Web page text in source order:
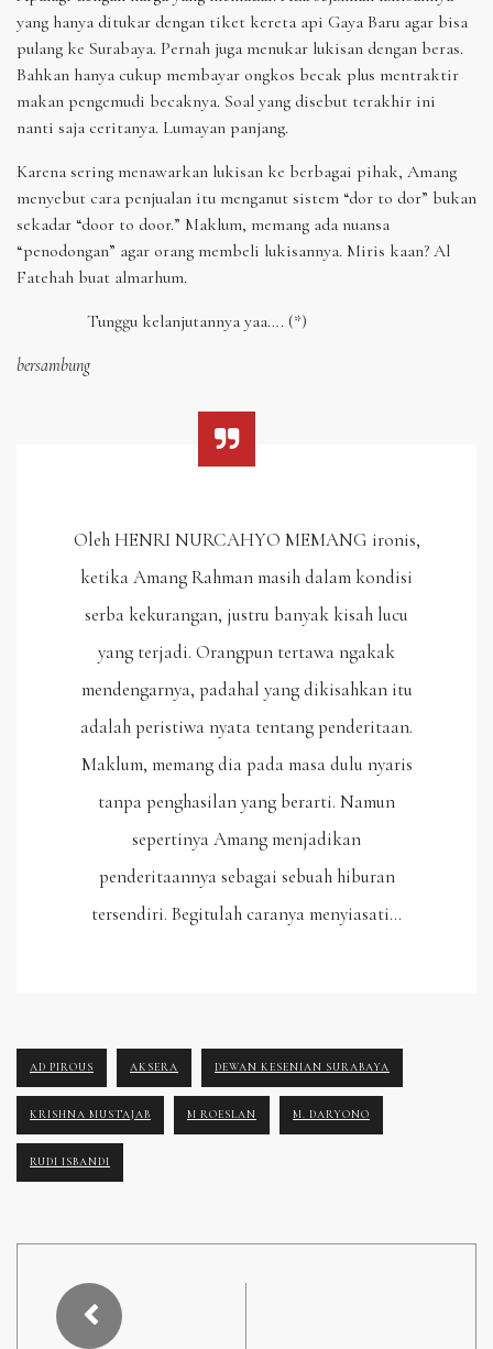
yang hanya ditukar dengan tiket kereta api Gaya Baru agar bisa
pulang ke Surabaya. Pernah juga menukar lukisan dengan beras.
Bahkan hanya cukup membayar ongkos becak plus mentraktir
makan pengemudi becaknya. Soal yang disebut terakhir ini
nanti saja ceritanya. Lumayan panjang.
Karena sering menawarkan lukisan ke berbagai pihak, Amang
menyebut cara penjualan itu menganut sistem “dor to dor” bukan
sekadar “door to door.” Maklum, memang ada nuansa
“penodongan” agar orang membeli lukisannya. Miris kaan? Al
Fatehah buat almarhum.
Tunggu kelanjutannya yaa…. (*)
bersambung
Oleh HENRI NURCAHYO MEMANG ironis,
ketika Amang Rahman masih dalam kondisi
serba kekurangan, justru banyak kisah lucu
yang terjadi. Orangpun tertawa ngakak
mendengarnya, padahal yang dikisahkan itu
adalah peristiwa nyata tentang penderitaan.
Maklum, memang dia pada masa dulu nyaris
tanpa penghasilan yang berarti. Namun
sepertinya Amang menjadikan
penderitaannya sebagai sebuah hiburan
tersendiri. Begitulah caranya menyiasati…
AD PIROUS AKSERA DEWAN KESENIAN SURABAYA
KRISHNA MUSTAJAB M ROESLAN M. DARYONO
RUDI ISBANDI